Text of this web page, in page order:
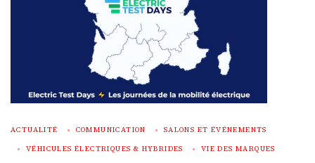
ACTUALITÉ COMMUNICATION SALONS ET ÉVÉNEMENTS
VÉHICULES ÉLECTRIQUES & HYBRIDES VIE DES MARQUES